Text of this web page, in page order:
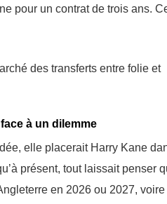
pour un contrat de trois ans.
à un dilemme
elle placerait Harry Kane
présent, tout laissait penser
en 2026 ou 2027, voire